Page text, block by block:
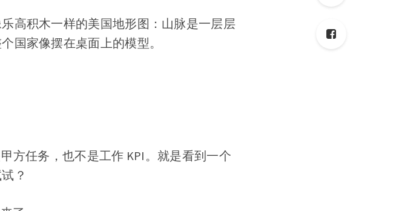
高积木一样的美国地形图：山脉是一层层
国家像摆在桌面上的模型。
方任务，也不是工作 KPI。就是看到一个
？